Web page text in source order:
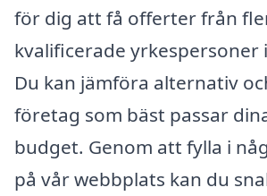
för dig att få offerter från
kvalificerade yrkespersoner
Du kan jämföra alternativ
företag som bäst passar
budget. Genom att fylla i
på vår webbplats kan du